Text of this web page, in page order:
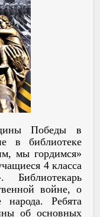
Победы в
в библиотеке
мы гордимся»
4 класса
войне, о
народа. Ребята
об основных